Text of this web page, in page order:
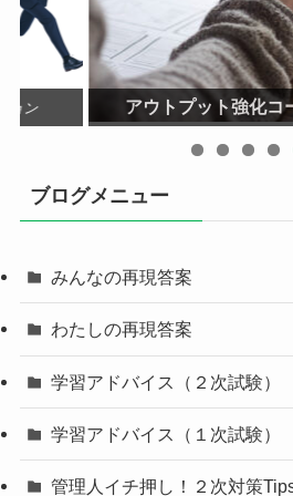
ョン アウトプット強化コ
ブログメニュー
みんなの再現答案
わたしの再現答案
学習アドバイス（２次試験）
学習アドバイス（１次試験）
管理人イチ押し！２次対策